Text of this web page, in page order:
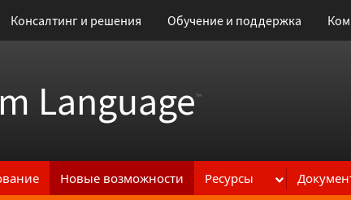
Консалтинг и решения Обучение и поддержка
Language™
Новые возможности Ресурсы